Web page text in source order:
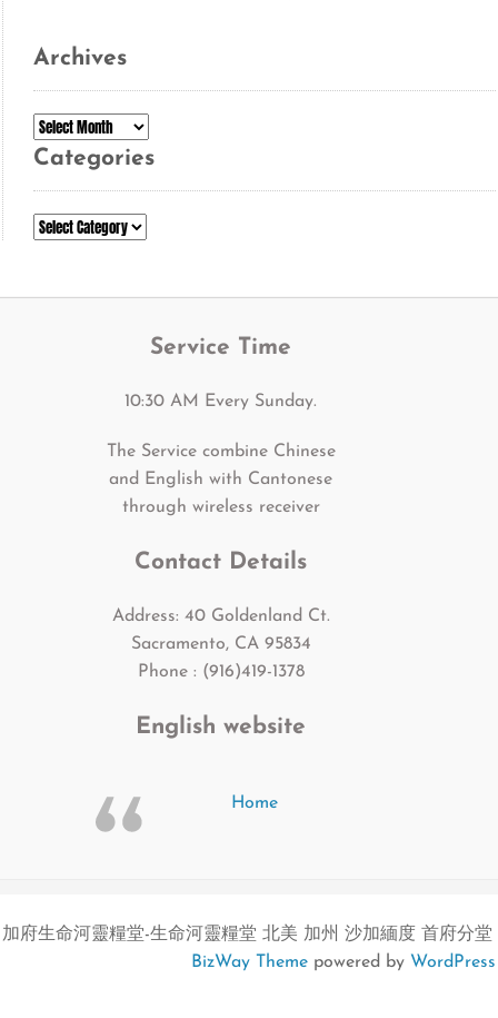
Archives
Archives
Categories
Categories
Service Time
10:30 AM Every Sunday.
The Service combine Chinese
and English with Cantonese
through wireless receiver
Contact Details
Address: 40 Goldenland Ct.
Sacramento, CA 95834
Phone : (916)419-1378
English website
Home
加府生命河靈糧堂-生命河靈糧堂 北美 加州 沙加緬度 首府分堂
BizWay Themepowered by WordPress